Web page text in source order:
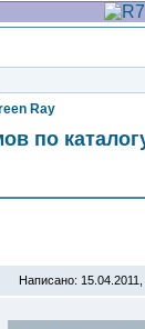
Ray
по
Написано: